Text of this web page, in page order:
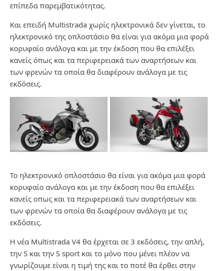
επίπεδα παρεμβατικότητας.
Και επειδή Multistrada χωρίς ηλεκτρονικά δεν γίνεται, το
ηλεκτρονικό της οπλοστάσιο θα είναι για ακόμα μια φορά
κορυφαίο ανάλογα και με την έκδοση που θα επιλέξει
κανείς όπως και τα περιφερειακά των αναρτήσεων και
των φρενών τα οποία θα διαφέρουν ανάλογα με τις
εκδόσεις.
Το ηλεκτρονικό οπλοστάσιο θα είναι για ακόμα μια φορά
κορυφαίο ανάλογα και με την έκδοση που θα επιλέξει
κανείς οπως και τα περιφερειακά των αναρτήσεων και
των φρενών τα οποία θα διαφέρουν ανάλογα με τις
εκδόσεις.
Η νέα Multistrada V4 θα έρχεται σε 3 εκδόσεις, την απλή,
την S και την S sport και το μόνο που μένει πλέον να
γνωρίζουμε είναι η τιμή της και το ποτέ θα έρθει στην